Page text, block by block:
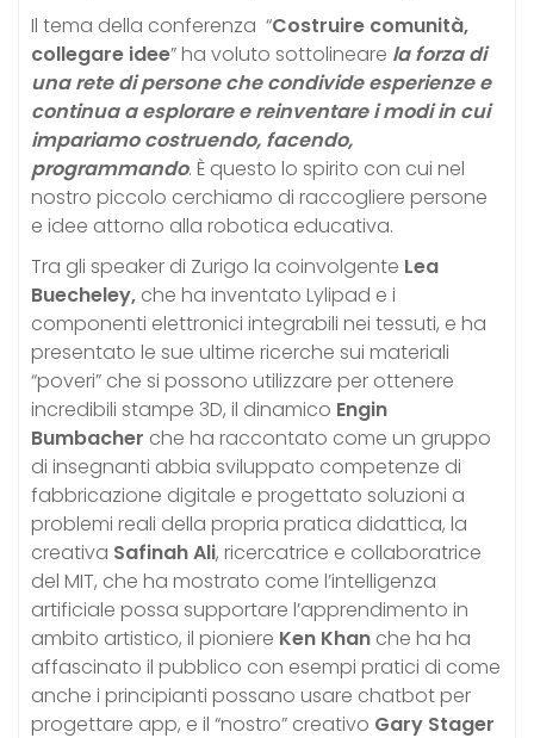
Il tema della conferenza “Costruire comunità,
collegare idee” ha voluto sottolineare la forza di
una rete di persone che condivide esperienze e
continua a esplorare e reinventare i modi in cui
impariamo costruendo, facendo,
programmando. È questo lo spirito con cui nel
nostro piccolo cerchiamo di raccogliere persone
e idee attorno alla robotica educativa.
Tra gli speaker di Zurigo la coinvolgente Lea
Buecheley, che ha inventato Lylipad e i
componenti elettronici integrabili nei tessuti, e ha
presentato le sue ultime ricerche sui materiali
“poveri” che si possono utilizzare per ottenere
incredibili stampe 3D, il dinamico Engin
Bumbacher che ha raccontato come un gruppo
di insegnanti abbia sviluppato competenze di
fabbricazione digitale e progettato soluzioni a
problemi reali della propria pratica didattica, la
creativa Safinah Ali, ricercatrice e collaboratrice
del MIT, che ha mostrato come l’intelligenza
artificiale possa supportare l’apprendimento in
ambito artistico, il pioniere Ken Khan che ha ha
affascinato il pubblico con esempi pratici di come
anche i principianti possano usare chatbot per
progettare app, e il “nostro” creativo Gary Stager